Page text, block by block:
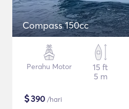
Compass 150cc
Perahu Motor
15 ft
5 m
$390 /hari